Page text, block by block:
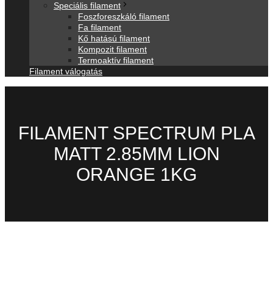
Speciális filament
Foszforeszkáló filament
Fa filament
Kő hatású filament
Kompozit filament
Termoaktív filament
Filament válogatás
FILAMENT SPECTRUM PLA
MATT 2.85MM LION
ORANGE 1KG